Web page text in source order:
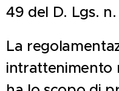
49 del D. Lgs.
La
intrattenimento